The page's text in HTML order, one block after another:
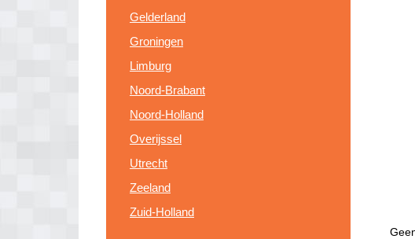
Gelderland
Groningen
Limburg
Noord-Brabant
Noord-Holland
Overijssel
Utrecht
Zeeland
Zuid-Holland